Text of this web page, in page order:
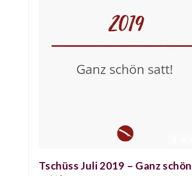
Tschüss Juli 2019 – Ganz schön